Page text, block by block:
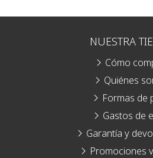
NUESTRA
Cómo
Quiénes
Formas de
Gastos de
Garantía y
Promociones